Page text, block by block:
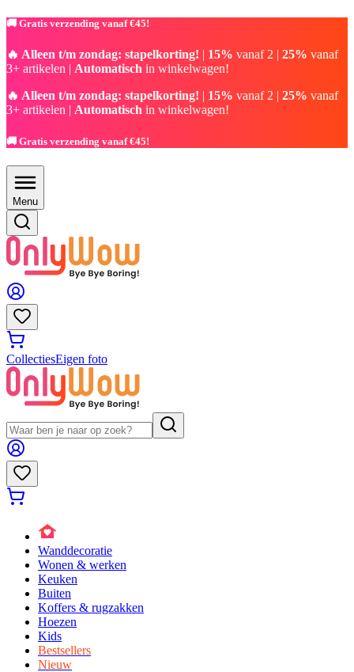
🚚 Gratis verzending vanaf €45!
🔥 Alleen t/m zondag: stapelkorting! | 15% vanaf 2 | 25% vanaf
3+ artikelen | Automatisch in winkelwagen!
🔥 Alleen t/m zondag: stapelkorting! | 15% vanaf 2 | 25% vanaf
3+ artikelen | Automatisch in winkelwagen!
🚚 Gratis verzending vanaf €45!
Menu
CollectiesEigen foto
Wanddecoratie
Wonen & werken
Keuken
Buiten
Koffers & rugzakken
Hoezen
Kids
Bestsellers
Nieuw